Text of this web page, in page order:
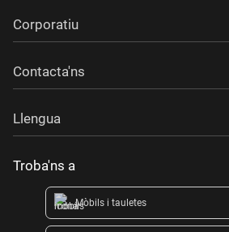
Corporatiu
Contacta'ns
Llengua
Troba'ns a
Mòbils i tauletes